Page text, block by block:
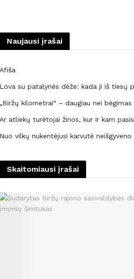
Naujausi įrašai
Afiša
Lova su patalynės dėže: kada ji iš tiesų
„Biržų kilometrai“ – daugiau nei bėgimas
Ar atliekų turėtojai žinos, kur ir kam
Nuo vilkų nukentėjusi karvutė neišgyveno
Skaitomiausi įrašai